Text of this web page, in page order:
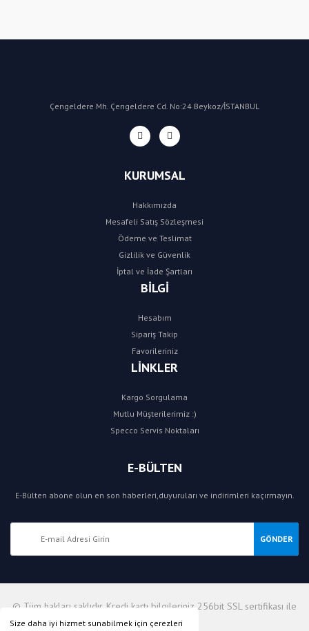
Size daha iyi hizmet sunabilmek için çerezleri
Çengeldere Mh. Çengeldere Cd. No:24 Beykoz/İSTANBUL
KURUMSAL
Hakkımızda
Mesafeli Satış Sözleşmesi
Ödeme ve Teslimat
Gizlilik ve Güvenlik
İptal ve İade Şartları
BİLGİ
Hesabım
Sipariş Takip
Favorileriniz
LİNKLER
Kargo Sorgulama
Mutlu Müşterilerimiz :)
Specco Servis Noktaları
E-BÜLTEN
E-Bülten abone olun en son haberleri,duyuruları ve indirimleri kaçırmayın.
GÖNDER
© Tüm hakları saklıdır. Kredi kartı bilgileriniz 256bit SSL sertifikası ile
korunmaktadır.